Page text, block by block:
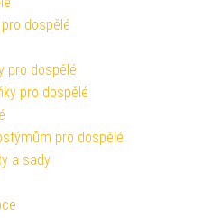
dospělé
pro dospělé
pro dospělé
pro dospělé
a sady